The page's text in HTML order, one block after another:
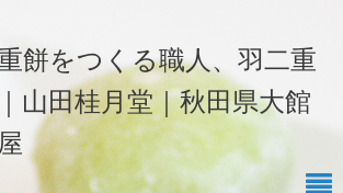
餅をつくる職人、羽二重
山田桂月堂｜秋田県大館